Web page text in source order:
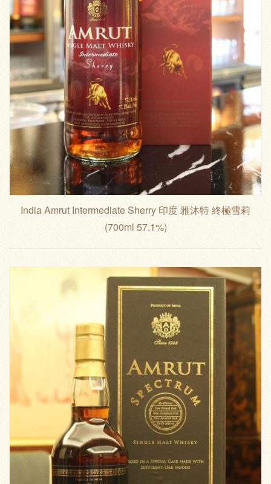
India Amrut Intermediate Sherry 印度 雅沐特 終極雪莉
(700ml 57.1%)